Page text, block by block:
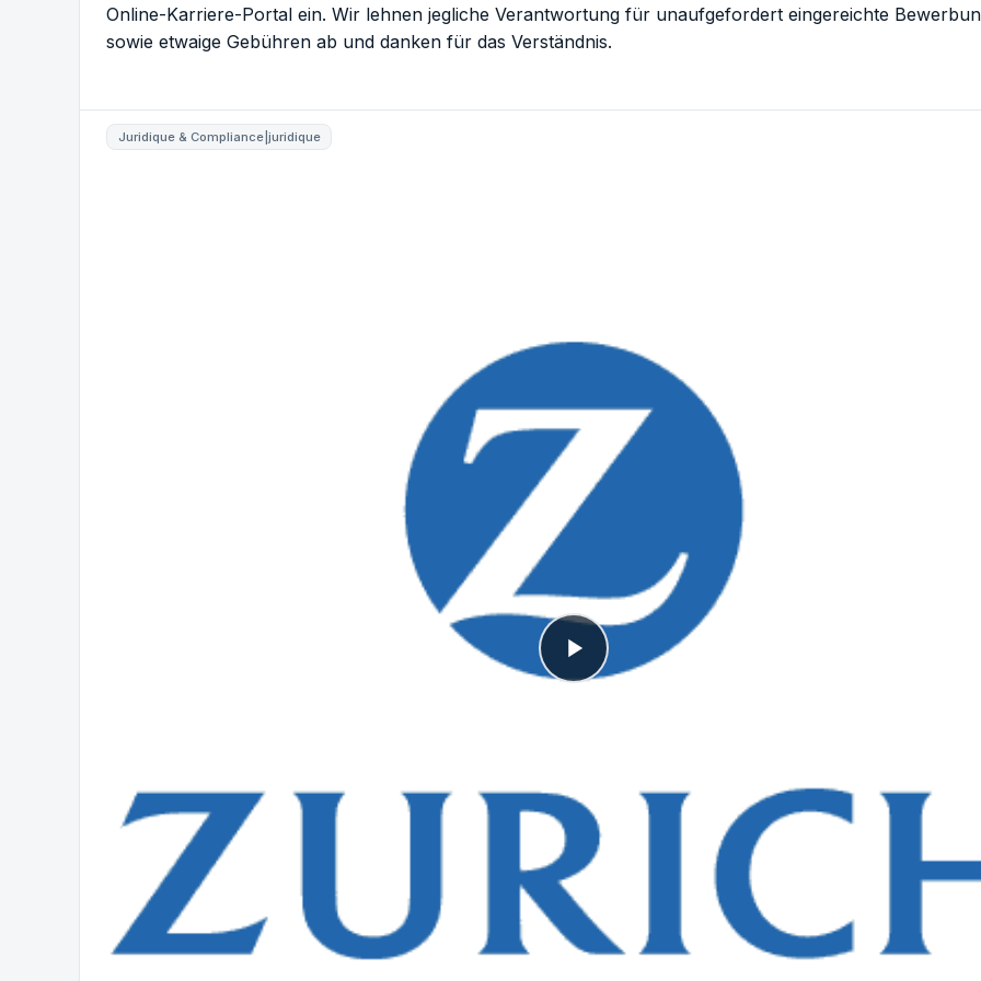
Online-Karriere-Portal ein. Wir lehnen jegliche Verantwortung für unaufgefordert eingereichte
sowie etwaige Gebühren ab und danken für das Verständnis.
Juridique & Compliance|juridique